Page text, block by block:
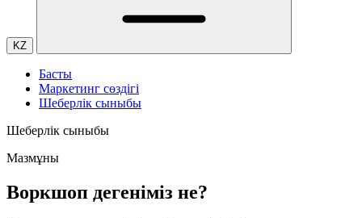
KZ
Басты
Маркетинг сөздігі
Шеберлік сыныбы
Шеберлік сыныбы
Мазмұны
Воркшоп дегеніміз не?